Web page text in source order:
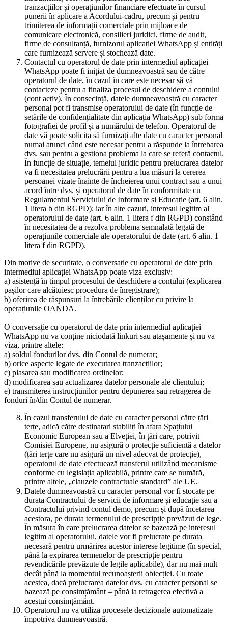
tranzacțiilor și operațiunilor financiare efectuate în cursul
punerii în aplicare a Acordului-cadru, precum și pentru
trimiterea de informații comerciale prin mijloace de
comunicare electronică, consilieri juridici, firme de audit,
firme de consultanță, furnizorul aplicației WhatsApp și entități
care furnizează servere și stochează date.
Contactul cu operatorul de date prin intermediul aplicației
WhatsApp poate fi inițiat de dumneavoastră sau de către
operatorul de date, în cazul în care este necesar să vă
contacteze pentru a finaliza procesul de deschidere a contului
(cont activ). În consecință, datele dumneavoastră cu caracter
personal pot fi transmise operatorului de date (în funcție de
setările de confidențialitate din aplicația WhatsApp) sub forma
fotografiei de profil și a numărului de telefon. Operatorul de
date vă poate solicita să furnizați alte date cu caracter personal
numai atunci când este necesar pentru a răspunde la întrebarea
dvs. sau pentru a gestiona problema la care se referă contactul.
În funcție de situație, temeiul juridic pentru prelucrarea datelor
va fi necesitatea prelucrării pentru a lua măsuri la cererea
persoanei vizate înainte de încheierea unui contract sau a unui
acord între dvs. și operatorul de date în conformitate cu
Regulamentul Serviciului de Informare și Educație (art. 6 alin.
1 litera b din RGPD); iar în alte cazuri, interesul legitim al
operatorului de date (art. 6 alin. 1 litera f din RGPD) constând
în necesitatea de a rezolva problema semnalată legată de
operațiunile comerciale ale operatorului de date (art. 6 alin. 1
litera f din RGPD).
Din motive de securitate, o conversație cu operatorul de date prin
intermediul aplicației WhatsApp poate viza exclusiv:
a) asistență în timpul procesului de deschidere a contului (explicarea
pașilor care alcătuiesc procedura de înregistrare);
b) oferirea de răspunsuri la întrebările clienților cu privire la
operațiunile OANDA.
O conversație cu operatorul de date prin intermediul aplicației
WhatsApp nu va conține niciodată linkuri sau atașamente și nu va
viza, printre altele:
a) soldul fondurilor dvs. din Contul de numerar;
b) orice aspecte legate de executarea tranzacțiilor;
c) plasarea sau modificarea ordinelor;
d) modificarea sau actualizarea datelor personale ale clientului;
e) transmiterea instrucțiunilor pentru depunerea sau retragerea de
fonduri în/din Contul de numerar.
În cazul transferului de date cu caracter personal către țări
terțe, adică către destinatari stabiliți în afara Spațiului
Economic European sau a Elveției, în țări care, potrivit
Comisiei Europene, nu asigură o protecție suficientă a datelor
(țări terțe care nu asigură un nivel adecvat de protecție),
operatorul de date efectuează transferul utilizând mecanisme
conforme cu legislația aplicabilă, printre care se numără,
printre altele, „clauzele contractuale standard” ale UE.
Datele dumneavoastră cu caracter personal vor fi stocate pe
durata Contractului de servicii de informare și educație sau a
Contractului privind contul demo, precum și după încetarea
acestora, pe durata termenului de prescripție prevăzut de lege.
În măsura în care prelucrarea datelor se bazează pe interesul
legitim al operatorului, datele vor fi prelucrate pe durata
necesară pentru urmărirea acestor interese legitime (în special,
până la expirarea termenelor de prescripție pentru
revendicările prevăzute de legile aplicabile), dar nu mai mult
decât până la momentul recunoașterii obiecției. Cu toate
acestea, dacă prelucrarea datelor dvs. cu caracter personal se
bazează pe consimțământ – până la retragerea efectivă a
acestui consimțământ.
Operatorul nu va utiliza procesele decizionale automatizate
împotriva dumneavoastră.